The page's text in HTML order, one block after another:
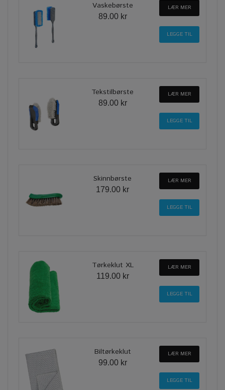
Vaskebørste
89.00 kr
LÆR MER
Tekstilbørste
89.00 kr
LÆR MER
Skinnbørste
179.00 kr
LÆR MER
Tørkeklut XL
119.00 kr
LÆR MER
Biltørkeklut
99.00 kr
LÆR MER